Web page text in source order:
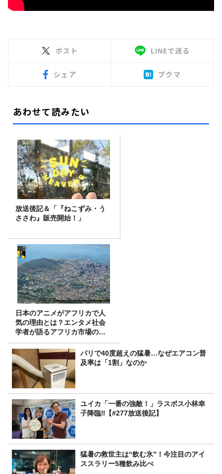
ポスト LINEで送る
シェア ブクマ
あわせて読みたい
放送後記＆「『ねこずみ・う
ささわ』販売開始！」
日本のアニメがアフリカで人
気の理由とは？エンタメ社会
学者が語るアフリカ市場のリ
アル
パリで40度超えの猛暑…なぜエアコン普
及率は「1割」なのか
ユイカ「一番の強敵！」ラスボス小林幸
子降臨‼【#277放送後記】
猛暑の救世主は“飲む氷”！今注目のアイ
ススラリー5種飲み比べ